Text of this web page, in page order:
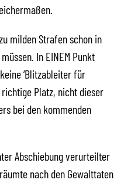
milden Strafen schon in
In EINEM Punkt
‘Blitzableiter für
richtige Platz, nicht dieser
bei den kommenden
Abschiebung verurteilter
nach den Gewalttaten